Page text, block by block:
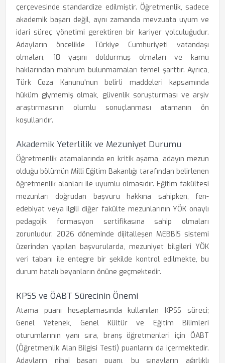
çerçevesinde standardize edilmiştir. Öğretmenlik, sadece
akademik başarı değil, aynı zamanda mevzuata uyum ve
idari süreç yönetimi gerektiren bir kariyer yolculuğudur.
Adayların öncelikle Türkiye Cumhuriyeti vatandaşı
olmaları, 18 yaşını doldurmuş olmaları ve kamu
haklarından mahrum bulunmamaları temel şarttır. Ayrıca,
Türk Ceza Kanunu'nun belirli maddeleri kapsamında
hüküm giymemiş olmak, güvenlik soruşturması ve arşiv
araştırmasının olumlu sonuçlanması atamanın ön
koşullarıdır.
Akademik Yeterlilik ve Mezuniyet Durumu
Öğretmenlik atamalarında en kritik aşama, adayın mezun
olduğu bölümün Milli Eğitim Bakanlığı tarafından belirlenen
öğretmenlik alanları ile uyumlu olmasıdır. Eğitim fakültesi
mezunları doğrudan başvuru hakkına sahipken, fen-
edebiyat veya ilgili diğer fakülte mezunlarının YÖK onaylı
pedagojik formasyon sertifikasına sahip olmaları
zorunludur. 2026 döneminde dijitalleşen MEBBİS sistemi
üzerinden yapılan başvurularda, mezuniyet bilgileri YÖK
veri tabanı ile entegre bir şekilde kontrol edilmekte, bu
durum hatalı beyanların önüne geçmektedir.
KPSS ve ÖABT Sürecinin Önemi
Atama puanı hesaplamasında kullanılan KPSS süreci;
Genel Yetenek, Genel Kültür ve Eğitim Bilimleri
oturumlarının yanı sıra, branş öğretmenleri için ÖABT
(Öğretmenlik Alan Bilgisi Testi) puanlarını da içermektedir.
Adayların nihai başarı puanı, bu sınavların ağırlıklı